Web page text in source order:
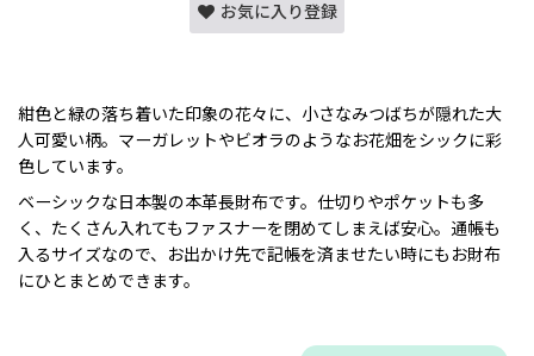
お気に入り登録
紺色と緑の落ち着いた印象の花々に、小さなみつばちが隠れた大
人可愛い柄。マーガレットやビオラのようなお花畑をシックに彩
色しています。
ベーシックな日本製の本革長財布です。仕切りやポケットも多
く、たくさん入れてもファスナーを閉めてしまえば安心。通帳も
入るサイズなので、お出かけ先で記帳を済ませたい時にもお財布
にひとまとめできます。